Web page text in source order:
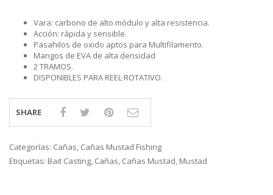
Vara: carbono de alto módulo y alta resistencia.
Acción: rápida y sensible.
Pasahilos de oxido aptos para Multifilamento.
Mangos de EVA de alta densidad
2 TRAMOS.
DISPONIBLES PARA REEL ROTATIVO.
SHARE
Categorías: Cañas Cañas Mustad Fishing
Etiquetas: Bait Casting Cañas Cañas Mustad Mustad